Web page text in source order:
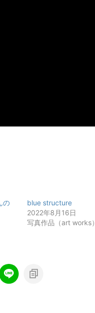
の
blue structure
2022年8月16日
写真作品（art works）